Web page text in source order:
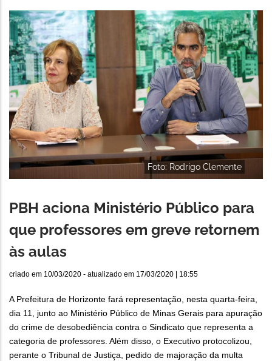
navegação
Foto: Rodrigo Clemente
PBH aciona Ministério Público para
que professores em greve retornem
às aulas
criado em 10/03/2020 - atualizado em 17/03/2020 | 18:55
A Prefeitura de Horizonte fará representação, nesta quarta-feira,
dia 11, junto ao Ministério Público de Minas Gerais para apuração
do crime de desobediência contra o Sindicato que representa a
categoria de professores. Além disso, o Executivo protocolizou,
perante o Tribunal de Justiça, pedido de majoração da multa